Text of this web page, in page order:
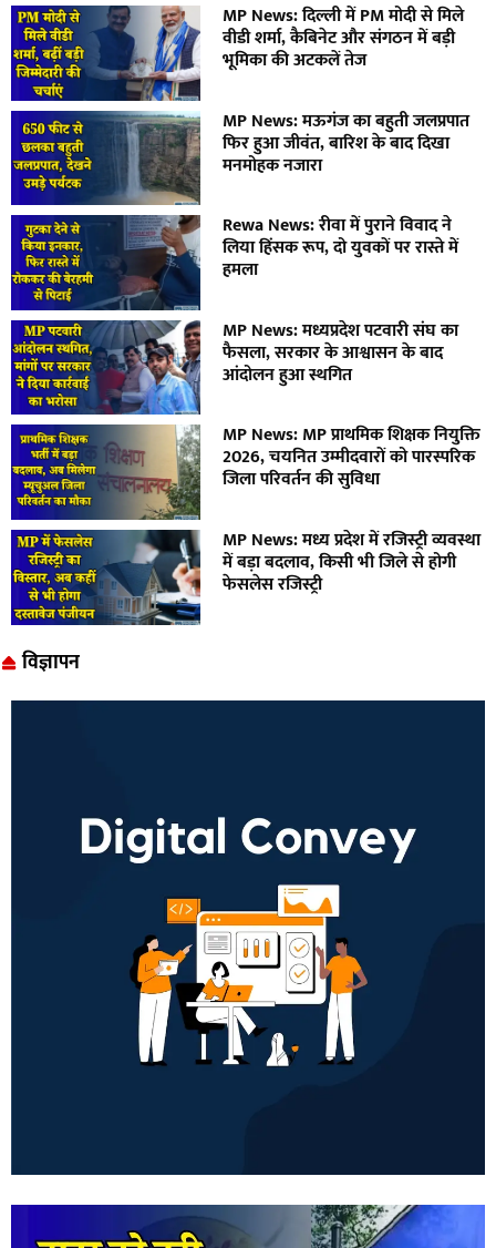
MP News: दिल्ली में PM मोदी से मिले
वीडी शर्मा, कैबिनेट और संगठन में बड़ी
भूमिका की अटकलें तेज
MP News: मऊगंज का बहुती जलप्रपात
फिर हुआ जीवंत, बारिश के बाद दिखा
मनमोहक नजारा
Rewa News: रीवा में पुराने विवाद ने
लिया हिंसक रूप, दो युवकों पर रास्ते में
हमला
MP News: मध्यप्रदेश पटवारी संघ का
फैसला, सरकार के आश्वासन के बाद
आंदोलन हुआ स्थगित
MP News: MP प्राथमिक शिक्षक नियुक्ति
2026, चयनित उम्मीदवारों को पारस्परिक
जिला परिवर्तन की सुविधा
MP News: मध्य प्रदेश में रजिस्ट्री व्यवस्था
में बड़ा बदलाव, किसी भी जिले से होगी
फेसलेस रजिस्ट्री
विज्ञापन